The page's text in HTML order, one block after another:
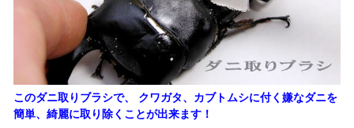
このダニ取りブラシで、 クワガタ、カブトムシに付く嫌なダニを
簡単、綺麗に取り除くことが出来ます！